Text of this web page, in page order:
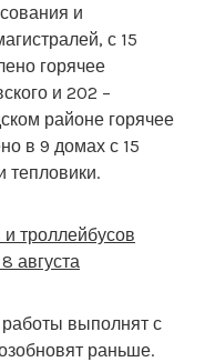
и
с 15
горячее
и 202 –
районе горячее
в 9 домах с 15
тепловики.
троллейбусов
августа
выполнят с
раньше.